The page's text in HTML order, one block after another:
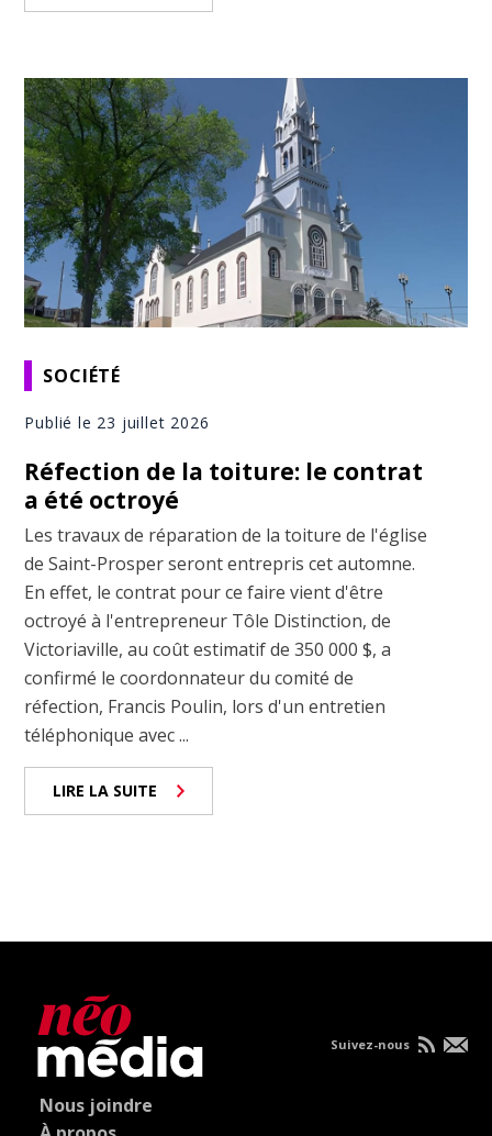
SOCIÉTÉ
Publié le 23 juillet 2026
Réfection de la toiture: le contrat
a été octroyé
Les travaux de réparation de la toiture de l'église
de Saint-Prosper seront entrepris cet automne.
En effet, le contrat pour ce faire vient d'être
octroyé à l'entrepreneur Tôle Distinction, de
Victoriaville, au coût estimatif de 350 000 $, a
confirmé le coordonnateur du comité de
réfection, Francis Poulin, lors d'un entretien
téléphonique avec ...
LIRE LA SUITE
Nous joindre
Suivez-nous